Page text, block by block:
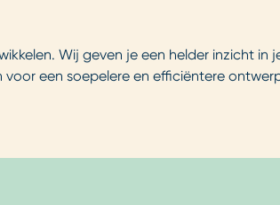
Wij geven je een helder inzicht in
voor een soepelere en efficiëntere